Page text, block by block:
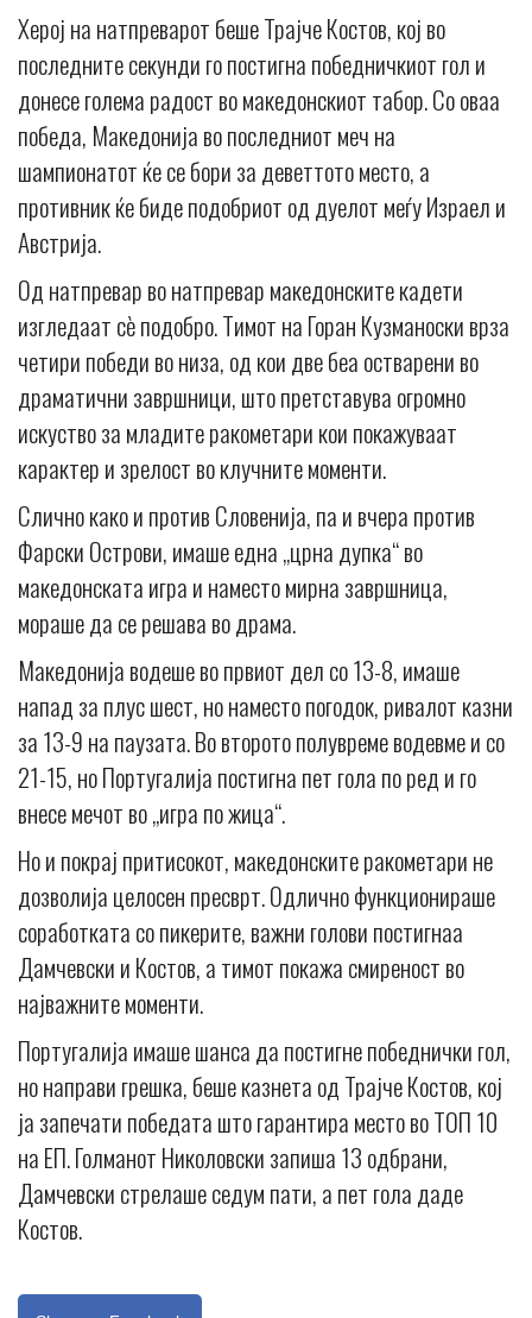
Херој на натпреварот беше Трајче Костов, кој во
последните секунди го постигна победничкиот гол и
донесе голема радост во македонскиот табор. Со оваа
победа, Македонија во последниот меч на
шампионатот ќе се бори за деветтото место, а
противник ќе биде подобриот од дуелот меѓу Израел и
Австрија.
Од натпревар во натпревар македонските кадети
изгледаат сè подобро. Тимот на Горан Кузманоски врза
четири победи во низа, од кои две беа остварени во
драматични завршници, што претставува огромно
искуство за младите ракометари кои покажуваат
карактер и зрелост во клучните моменти.
Слично како и против Словенија, па и вчера против
Фарски Острови, имаше една „црна дупка“ во
македонската игра и наместо мирна завршница,
мораше да се решава во драма.
Македонија водеше во првиот дел со 13-8, имаше
напад за плус шест, но наместо погодок, ривалот казни
за 13-9 на паузата. Во второто полувреме водевме и со
21-15, но Португалија постигна пет гола по ред и го
внесе мечот во „игра по жица“.
Но и покрај притисокот, македонските ракометари не
дозволија целосен пресврт. Одлично функционираше
соработката со пикерите, важни голови постигнаа
Дамчевски и Костов, а тимот покажа смиреност во
најважните моменти.
Португалија имаше шанса да постигне победнички гол,
но направи грешка, беше казнета од Трајче Костов, кој
ја запечати победата што гарантира место во ТОП 10
на ЕП. Голманот Николовски запиша 13 одбрани,
Дамчевски стрелаше седум пати, а пет гола даде
Костов.